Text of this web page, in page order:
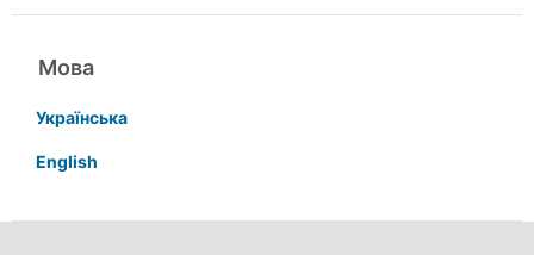
Мова
Українська
English